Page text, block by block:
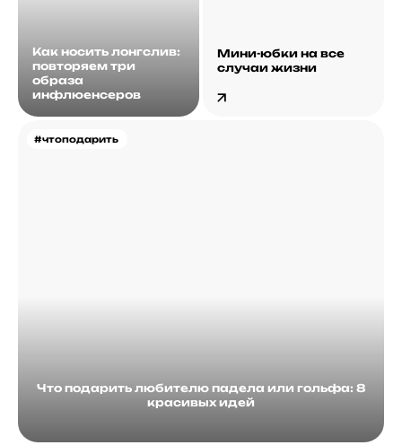
Как носить лонгслив:
повторяем три
образа
инфлюенсеров
#чтоподарить
Что подарить любителю падела или гольфа: 8
красивых идей
Мини-юбки на все
случаи жизни